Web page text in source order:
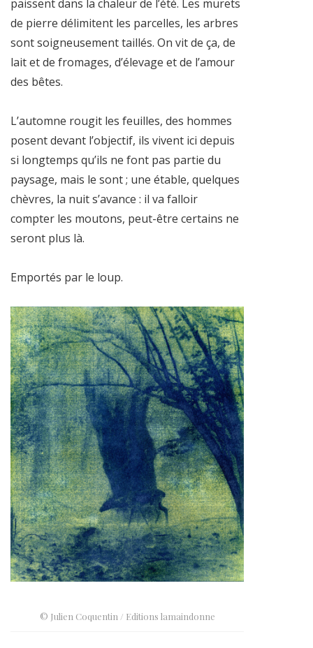
paissent dans la chaleur de l’été. Les murets
de pierre délimitent les parcelles, les arbres
sont soigneusement taillés. On vit de ça, de
lait et de fromages, d’élevage et de l’amour
des bêtes.
L’automne rougit les feuilles, des hommes
posent devant l’objectif, ils vivent ici depuis
si longtemps qu’ils ne font pas partie du
paysage, mais le sont ; une étable, quelques
chèvres, la nuit s’avance : il va falloir
compter les moutons, peut-être certains ne
seront plus là.
Emportés par le loup.
© Julien Coquentin / Editions lamaindonne